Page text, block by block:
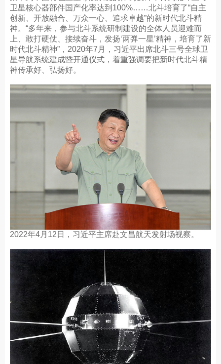
卫星核心器部件国产化率达到100%……北斗培育了“自主
创新、开放融合、万众一心、追求卓越”的新时代北斗精
神。“多年来，参与北斗系统研制建设的全体人员迎难而
上、敢打硬仗、接续奋斗，发扬‘两弹一星’精神，培育了新
时代北斗精神”，2020年7月，习近平出席北斗三号全球卫
星导航系统建成暨开通仪式，着重强调要把新时代北斗精
神传承好、弘扬好。
2022年4月12日，习近平主席赴文昌航天发射场视察。